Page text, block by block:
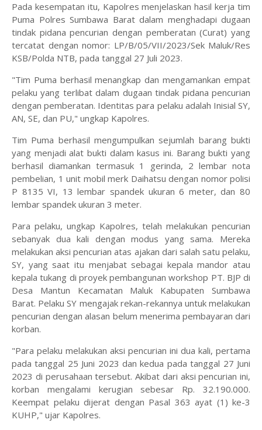
Pada kesempatan itu, Kapolres menjelaskan hasil kerja tim
Puma Polres Sumbawa Barat dalam menghadapi dugaan
tindak pidana pencurian dengan pemberatan (Curat) yang
tercatat dengan nomor: LP/B/05/VII/2023/Sek Maluk/Res
KSB/Polda NTB, pada tanggal 27 Juli 2023.
"Tim Puma berhasil menangkap dan mengamankan empat
pelaku yang terlibat dalam dugaan tindak pidana pencurian
dengan pemberatan. Identitas para pelaku adalah Inisial SY,
AN, SE, dan PU," ungkap Kapolres.
Tim Puma berhasil mengumpulkan sejumlah barang bukti
yang menjadi alat bukti dalam kasus ini. Barang bukti yang
berhasil diamankan termasuk 1 gerinda, 2 lembar nota
pembelian, 1 unit mobil merk Daihatsu dengan nomor polisi
P 8135 VI, 13 lembar spandek ukuran 6 meter, dan 80
lembar spandek ukuran 3 meter.
Para pelaku, ungkap Kapolres, telah melakukan pencurian
sebanyak dua kali dengan modus yang sama. Mereka
melakukan aksi pencurian atas ajakan dari salah satu pelaku,
SY, yang saat itu menjabat sebagai kepala mandor atau
kepala tukang di proyek pembangunan workshop PT. BJP di
Desa Mantun Kecamatan Maluk Kabupaten Sumbawa
Barat. Pelaku SY mengajak rekan-rekannya untuk melakukan
pencurian dengan alasan belum menerima pembayaran dari
korban.
"Para pelaku melakukan aksi pencurian ini dua kali, pertama
pada tanggal 25 Juni 2023 dan kedua pada tanggal 27 Juni
2023 di perusahaan tersebut. Akibat dari aksi pencurian ini,
korban mengalami kerugian sebesar Rp. 32.190.000.
Keempat pelaku dijerat dengan Pasal 363 ayat (1) ke-3
KUHP," ujar Kapolres.